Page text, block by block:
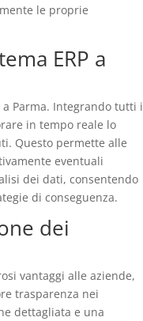
le proprie
ERP a
Parma. Integrando tutti i
in tempo reale lo
Questo permette alle
eventuali
dei dati, consentendo
di conseguenza.
dei
vantaggi alle aziende,
trasparenza nei
dettagliata e una